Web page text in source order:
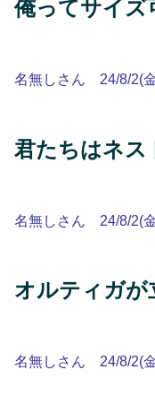
俺ってサイ
名無しさん 24/8/2(
君たちはネス
名無しさん 24/8/2(
オルティガが
名無しさん 24/8/2(